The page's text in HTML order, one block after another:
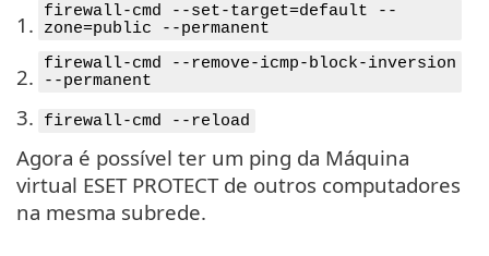
1.
firewall-cmd --set-target=default --
zone=public --permanent
2.
firewall-cmd --remove-icmp-block-inversion
--permanent
3. firewall-cmd --reload
Agora é possível ter um ping da Máquina
virtual ESET PROTECT de outros computadores
na mesma subrede.